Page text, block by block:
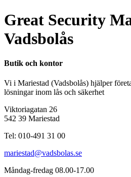
Great Security
Vadsbolås
Butik och kontor
Vi i Mariestad (Vadsbolås) hjälper
lösningar inom lås och säkerhet
Viktoriagatan 26
542 39 Mariestad
Tel: 010-491 31 00
mariestad@vadsbolas.se
Måndag-fredag 08.00-17.00